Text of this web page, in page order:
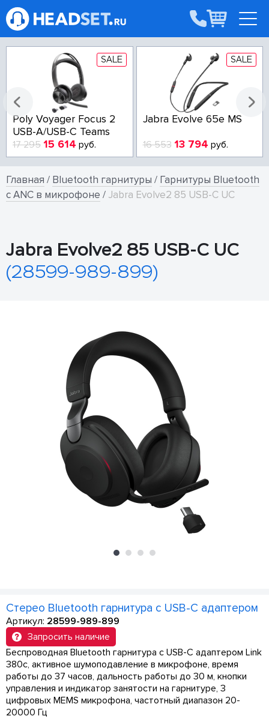
SALE
Poly Voyager Focus 2
USB-A/USB-C Teams
17 295 15 614 руб.
SALE
Jabra Evolve 65e MS
16 553 13 794 руб.
Главная / Bluetooth гарнитуры / Гарнитуры Bluetooth
с ANC в микрофоне / Jabra Evolve2 85 USB-C UC
Jabra Evolve2 85 USB-C UC
(28599-989-899)
Стерео Bluetooth гарнитура с USB-C адаптером
Артикул: 28599-989-899
Запросить наличие
Беспроводная Bluetooth гарнитура с USB-C адаптером Link
380c, активное шумоподавление в микрофоне, время
работы до 37 часов, дальность работы до 30 м, кнопки
управления и индикатор занятости на гарнитуре, 3
цифровых MEMS микрофона, частотный диапазон 20-
20000 Гц